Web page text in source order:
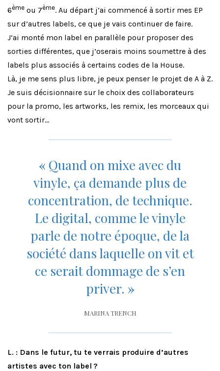
6ème ou 7ème. Au départ j’ai commencé à sortir mes EP
sur d’autres labels, ce que je vais continuer de faire.
J’ai monté mon label en parallèle pour proposer des
sorties différentes, que j’oserais moins soumettre à des
labels plus associés à certains codes de la House.
Là, je me sens plus libre, je peux penser le projet de A à Z.
Je suis décisionnaire sur le choix des collaborateurs
pour la promo, les artworks, les remix, les morceaux qui
vont sortir…
« Quand on mixe avec du
vinyle, ça demande plus de
concentration, de technique.
Le digital, comme le vinyle
parle de notre époque, de la
société dans laquelle on vit et
ce serait dommage de s’en
priver. »
MARINA TRENCH
L. : Dans le futur, tu te verrais produire d’autres
artistes avec ton label ?